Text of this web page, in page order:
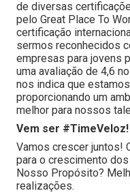
de diversas
pelo Great Place To
certificação
sermos reconhecidos
empresas para jovens
uma avaliação de 4,6
nos indica que
proporcionando um
melhor para nossos
Vem ser #TimeVeloz!
Vamos crescer juntos!
para o crescimento
Nosso Propósito?
realizações.